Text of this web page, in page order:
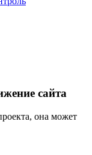
сайта
она может